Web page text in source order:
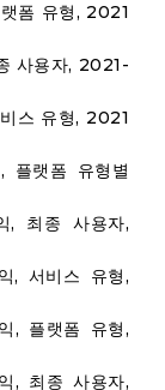
폼 유형, 2021
사용자, 2021-
스 유형, 2021
랫폼 유형별
, 최종 사용자,
, 서비스 유형,
, 플랫폼 유형,
, 최종 사용자,